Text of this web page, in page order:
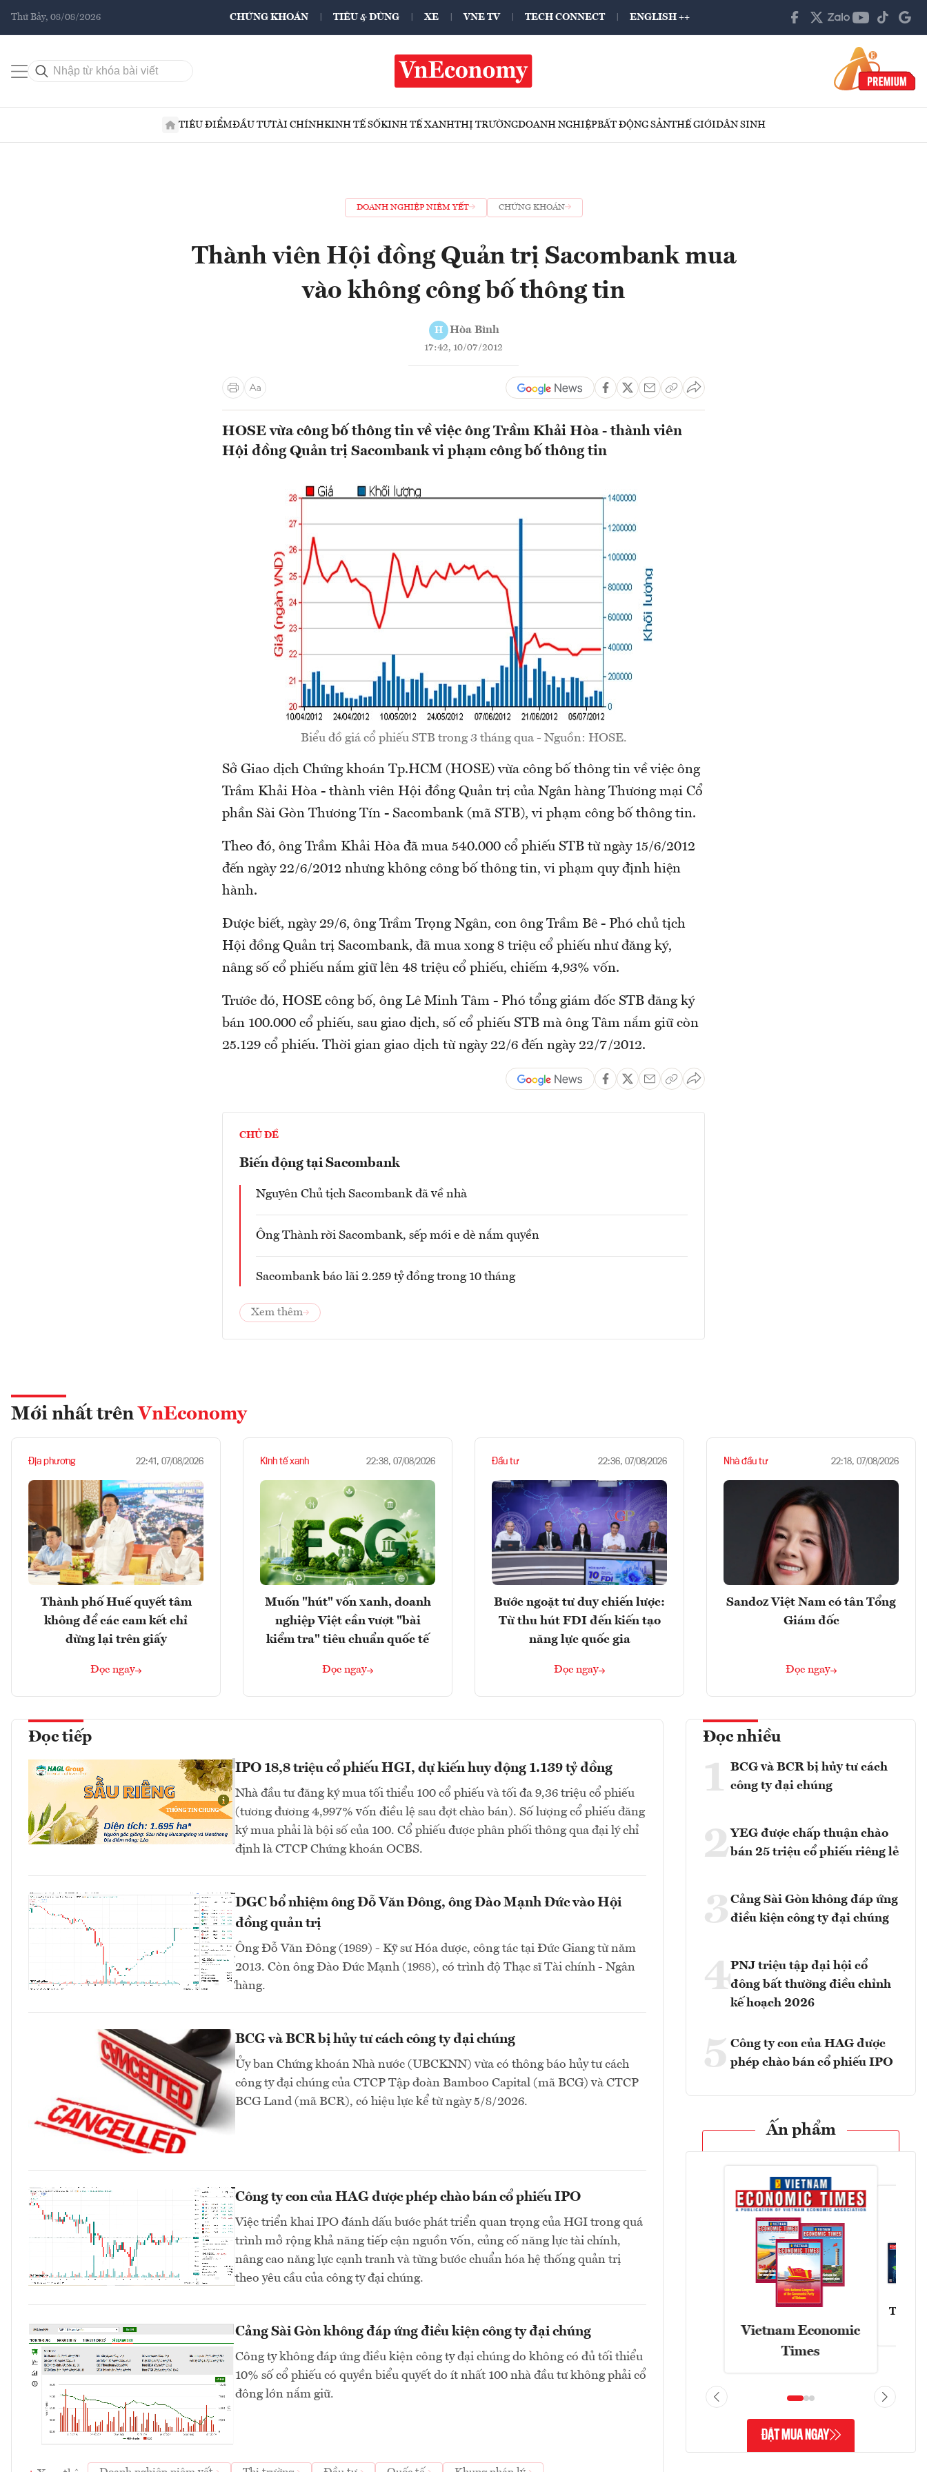
Thứ Bảy, 08/08/2026 CHỨNG KHOÁN TIÊU & DÙNG XE VNE TV TECH CONNECT ENGLISH ++
TIÊU ĐIỂMĐẦU TƯTÀI CHÍNHKINH TẾ SỐKINH TẾ XANHTHỊ TRƯỜNGDOANH NGHIỆPBẤT ĐỘNG SẢNTHẾ GIỚIDÂN SINH
DOANH NGHIỆP NIÊM YẾT CHỨNG KHOÁN
Thành viên Hội đồng Quản trị Sacombank mua
vào không công bố thông tin
H Hòa Bình
17:42, 10/07/2012
HOSE vừa công bố thông tin về việc ông Trầm Khải Hòa - thành viên
Hội đồng Quản trị Sacombank vi phạm công bố thông tin
Biểu đồ giá cổ phiếu STB trong 3 tháng qua - Nguồn: HOSE.
Sở Giao dịch Chứng khoán Tp.HCM (HOSE) vừa công bố thông tin về việc ông
Trầm Khải Hòa - thành viên Hội đồng Quản trị của Ngân hàng Thương mại Cổ
phần Sài Gòn Thương Tín - Sacombank (mã STB), vi phạm công bố thông tin.
Theo đó, ông Trầm Khải Hòa đã mua 540.000 cổ phiếu STB từ ngày 15/6/2012
đến ngày 22/6/2012 nhưng không công bố thông tin, vi phạm quy định hiện
hành.
Được biết, ngày 29/6, ông Trầm Trọng Ngân, con ông Trầm Bê - Phó chủ tịch
Hội đồng Quản trị Sacombank, đã mua xong 8 triệu cổ phiếu như đăng ký,
nâng số cổ phiếu nắm giữ lên 48 triệu cổ phiếu, chiếm 4,93% vốn.
Trước đó, HOSE công bố, ông Lê Minh Tâm - Phó tổng giám đốc STB đăng ký
bán 100.000 cổ phiếu, sau giao dịch, số cổ phiếu STB mà ông Tâm nắm giữ còn
25.129 cổ phiếu. Thời gian giao dịch từ ngày 22/6 đến ngày 22/7/2012.
CHỦ ĐỀ
Biến động tại Sacombank
Nguyên Chủ tịch Sacombank đã về nhà
Ông Thành rời Sacombank, sếp mới e dè nắm quyền
Sacombank báo lãi 2.259 tỷ đồng trong 10 tháng
Xem thêm
Mới nhất trên VnEconomy
Địa phương 22:41, 07/08/2026
Thành phố Huế quyết tâm
không để các cam kết chỉ
dừng lại trên giấy
Đọc ngay
Kinh tế xanh 22:38, 07/08/2026
Muốn "hút" vốn xanh, doanh
nghiệp Việt cần vượt "bài
kiểm tra" tiêu chuẩn quốc tế
Đọc ngay
Đầu tư 22:36, 07/08/2026
Bước ngoặt tư duy chiến lược:
Từ thu hút FDI đến kiến tạo
năng lực quốc gia
Đọc ngay
Nhà đầu tư 22:18, 07/08/2026
Sandoz Việt Nam có tân Tổng
Giám đốc
Đọc ngay
Đọc tiếp
IPO 18,8 triệu cổ phiếu HGI, dự kiến huy động 1.139 tỷ đồng
Nhà đầu tư đăng ký mua tối thiểu 100 cổ phiếu và tối đa 9,36 triệu cổ phiếu
(tương đương 4,997% vốn điều lệ sau đợt chào bán). Số lượng cổ phiếu đăng
ký mua phải là bội số của 100. Cổ phiếu được phân phối thông qua đại lý chỉ
định là CTCP Chứng khoán OCBS.
DGC bổ nhiệm ông Đỗ Văn Đông, ông Đào Mạnh Đức vào Hội
đồng quản trị
Ông Đỗ Văn Đông (1989) - Kỹ sư Hóa dược, công tác tại Đức Giang từ năm
2013. Còn ông Đào Đức Mạnh (1988), có trình độ Thạc sĩ Tài chính - Ngân
hàng.
BCG và BCR bị hủy tư cách công ty đại chúng
Ủy ban Chứng khoán Nhà nước (UBCKNN) vừa có thông báo hủy tư cách
công ty đại chúng của CTCP Tập đoàn Bamboo Capital (mã BCG) và CTCP
BCG Land (mã BCR), có hiệu lực kể từ ngày 5/8/2026.
Công ty con của HAG được phép chào bán cổ phiếu IPO
Việc triển khai IPO đánh dấu bước phát triển quan trọng của HGI trong quá
trình mở rộng khả năng tiếp cận nguồn vốn, củng cố năng lực tài chính,
nâng cao năng lực cạnh tranh và từng bước chuẩn hóa hệ thống quản trị
theo yêu cầu của công ty đại chúng.
Cảng Sài Gòn không đáp ứng điều kiện công ty đại chúng
Công ty không đáp ứng điều kiện công ty đại chúng do không có đủ tối thiểu
10% số cổ phiếu có quyền biểu quyết do ít nhất 100 nhà đầu tư không phải cổ
đông lớn nắm giữ.
Đọc nhiều
1 BCG và BCR bị hủy tư cách
công ty đại chúng
2YEG được chấp thuận chào
bán 25 triệu cổ phiếu riêng lẻ
3 Cảng Sài Gòn không đáp ứng
điều kiện công ty đại chúng
4PNJ triệu tập đại hội cổ
đông bất thường điều chỉnh
kế hoạch 2026
5 Công ty con của HAG được
phép chào bán cổ phiếu IPO
Ấn phẩm
Vietnam Economic
Times
Tạp
ĐẶT MUA NGAY